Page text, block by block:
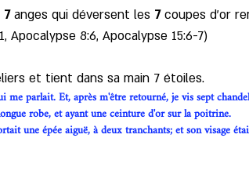
7 anges qui déversent les 7 coupes d'or
Apocalypse 8:6, Apocalypse 15:6-7)
et tient dans sa main 7 étoiles.
parlait. Et, après m'être retourné, je vis sept
robe, et ayant une ceinture d'or sur la poitrine.
une épée aiguë, à deux tranchants; et son visage